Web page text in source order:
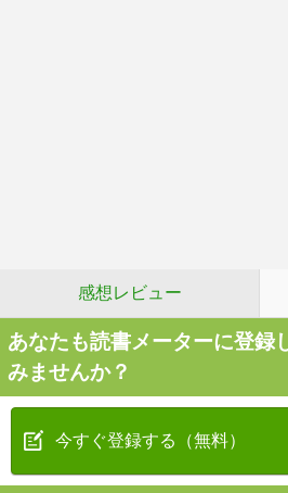
感想レビュー
あなたも読書メーターに登録
みませんか？
今すぐ登録する（無料）